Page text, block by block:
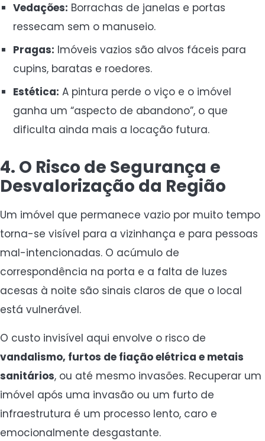
Vedações: Borrachas de janelas e portas
ressecam sem o manuseio.
Pragas: Imóveis vazios são alvos fáceis para
cupins, baratas e roedores.
Estética: A pintura perde o viço e o imóvel
ganha um “aspecto de abandono”, o que
dificulta ainda mais a locação futura.
4. O Risco de Segurança e
Desvalorização da Região
Um imóvel que permanece vazio por muito tempo
torna-se visível para a vizinhança e para pessoas
mal-intencionadas. O acúmulo de
correspondência na porta e a falta de luzes
acesas à noite são sinais claros de que o local
está vulnerável.
O custo invisível aqui envolve o risco de
vandalismo, furtos de fiação elétrica e metais
sanitários, ou até mesmo invasões. Recuperar um
imóvel após uma invasão ou um furto de
infraestrutura é um processo lento, caro e
emocionalmente desgastante.